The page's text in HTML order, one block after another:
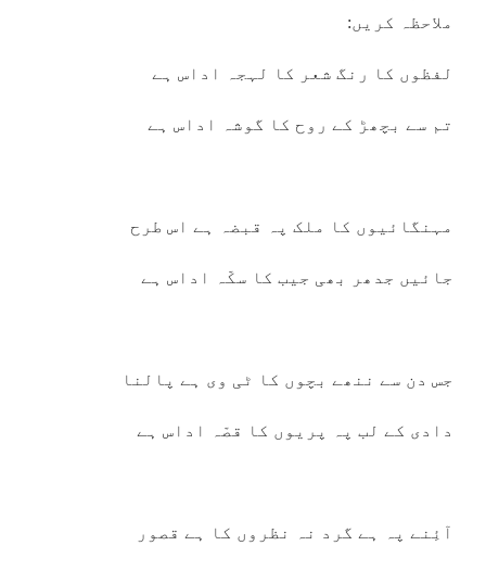
ملاحظہ کریں:
لفظوں کا رنگ شعر کا لہجہ اداس ہے
تم سے بچھڑ کے روح کا گوشہ اداس ہے
مہنگائیوں کا ملک پہ قبضہ ہے اس طرح
جائیں جدھر بھی جیب کا سکّہ اداس ہے
جس دن سے ننھے بچوں کا ٹی وی ہے پالنا
دادی کے لب پہ پریوں کا قصّہ اداس ہے
آئِنے پہ ہے گرد نہ نظروں کا ہے قصور